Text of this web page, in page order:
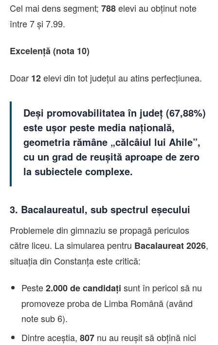
Cel mai dens segment; 788elevi au obținut note
între 7 și 7.99.
Excelență (nota 10)
Doar 12elevi din tot județul au atins perfecțiunea.
Deși promovabilitatea în județ (67,88%)
este ușor peste media națională,
geometria rămâne „călcâiul lui Ahile”,
cu un grad de reușită aproape de zero
la subiectele complexe.
3. Bacalaureatul, sub spectrul eșecului
Problemele din gimnaziu se propagă periculos
către liceu. La simularea pentru Bacalaureat 2026,
situația din Constanța este critică:
Peste2.000 de candidați sunt în pericol să nu
promoveze proba de Limba Română (având
note sub 6).
Dintre aceștia, 807 nu au reușit să obțină nici